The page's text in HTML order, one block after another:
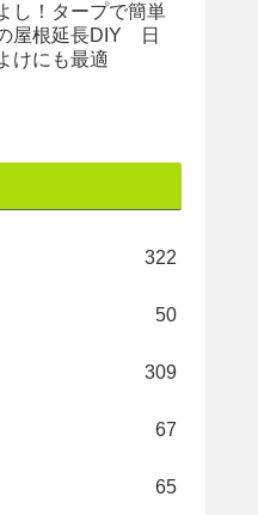
し！タープで簡単
屋根延長DIY 日
けにも最適
322
50
309
67
65